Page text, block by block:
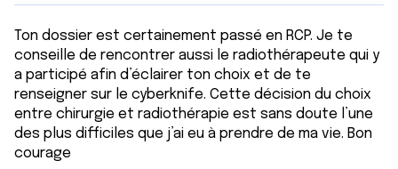
Ton dossier est certainement passé en RCP. Je te
conseille de rencontrer aussi le radiothérapeute qui y
a participé afin d’éclairer ton choix et de te
renseigner sur le cyberknife. Cette décision du choix
entre chirurgie et radiothérapie est sans doute l’une
des plus difficiles que j’ai eu à prendre de ma vie. Bon
courage